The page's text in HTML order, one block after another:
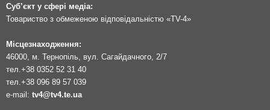
Суб’єкт у сфері медіа:
Товариство з обмеженою відповідальністю «TV-4»
Місцезнаходження:
46000, м. Тернопіль, вул. Сагайдачного, 2/7
тел. +38 0352 52 31 40
тел. +38 096 89 57 039
e-mail: tv4@tv4.te.ua